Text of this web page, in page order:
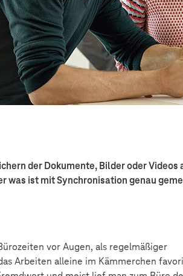
der Dokumente, Bilder oder Videos
was ist mit Synchronisation genau
vor Augen, als regelmäßiger
Arbeiten alleine im Kämmerchen